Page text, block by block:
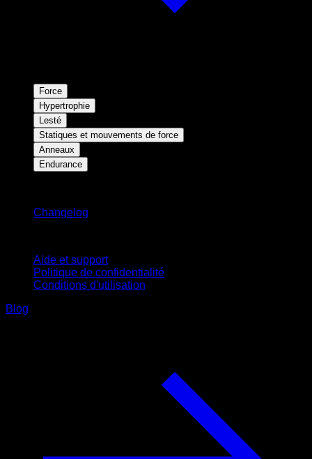
Force
Hypertrophie
Lesté
Statiques et mouvements de force
Anneaux
Endurance
Changelog
Aide et support
Politique de confidentialité
Conditions d'utilisation
Blog